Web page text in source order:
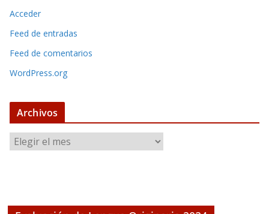
Acceder
Feed de entradas
Feed de comentarios
WordPress.org
Archivos
r